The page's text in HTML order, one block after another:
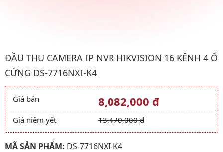
Hình ảnh đại diện của sản phẩm Đầu thu CAMERA IP NVR
ĐẦU THU CAMERA IP NVR HIKVISION 16 KÊNH 4 Ổ
CỨNG DS-7716NXI-K4
Giá và khuyến mãi
Giá bán 8,082,000 đ
Giá niêm yết 13,470,000 đ
MÃ SẢN PHẨM: DS-7716NXI-K4